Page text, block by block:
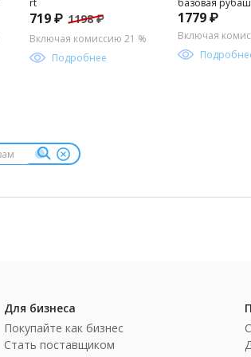
rt
719 ₽ 1198 ₽
Включая комиссию 21 %
Подробнее
базовая
длинным
мальчика
1779 ₽
Включая
Для бизнеса
Покупайте как бизнес
Стать поставщиком